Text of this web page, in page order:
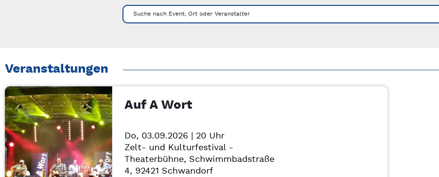
Suche nach Event, Ort oder Veranstalter
Veranstaltungen
Auf A Wort
Do, 03.09.2026 | 20 Uhr
Zelt- und Kulturfestival -
Theaterbühne, Schwimmbadstraße
4, 92421 Schwandorf